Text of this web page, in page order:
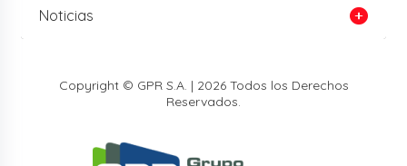
Noticias
Copyright © GPR S.A. | 2026 Todos los Derechos
Reservados.